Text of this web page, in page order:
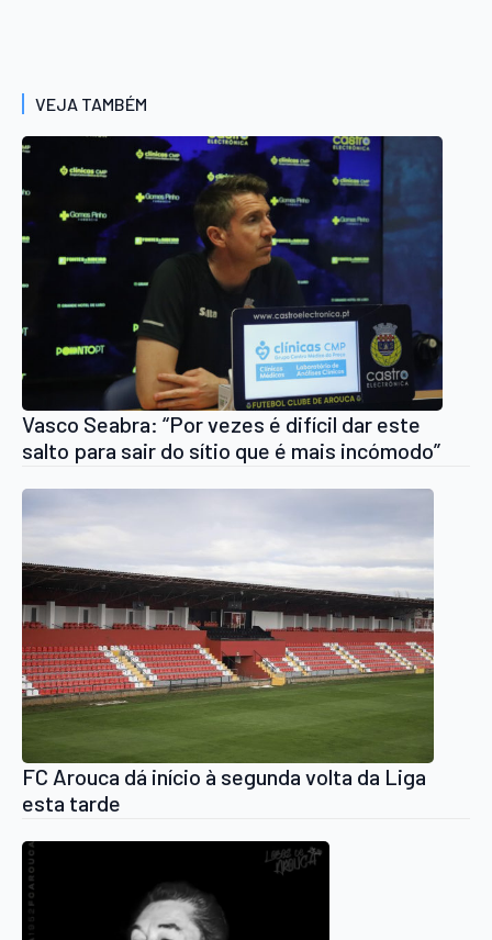
VEJA TAMBÉM
Vasco Seabra: “Por vezes é difícil dar este
salto para sair do sítio que é mais incómodo”
FC Arouca dá início à segunda volta da Liga
esta tarde